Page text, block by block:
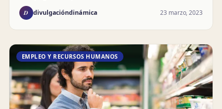
D divulgacióndinámica 23 marzo, 2023
EMPLEO Y RECURSOS HUMANOS